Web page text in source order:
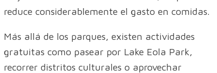
reduce considerablemente el gasto en comidas.
Más allá de los parques, existen actividades
gratuitas como pasear por Lake Eola Park,
recorrer distritos culturales o aprovechar